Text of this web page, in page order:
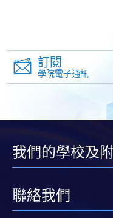
報讀新課程
填寫網上報名表
申請人可按該課
某些課程須甄選
docx, jpg 和pdf格
訂閱
學院電子通訊
我們的學校及
聯絡我們